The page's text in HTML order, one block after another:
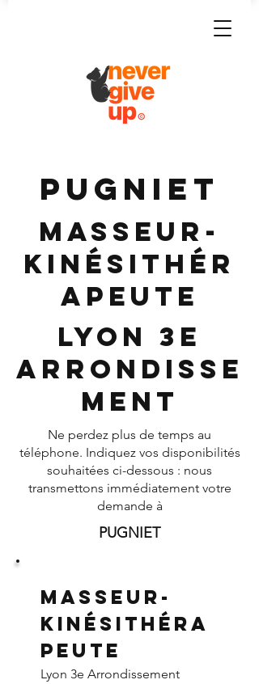
PUGNIET
Masseur-
Kinésithér
apeute
Lyon 3e
Arrondisse
ment
Ne perdez plus de temps au
téléphone. Indiquez vos disponibilités
souhaitées ci-dessous : nous
transmettons immédiatement votre
demande à
PUGNIET
Masseur-
Kinésithéra
peute
Lyon 3e Arrondissement